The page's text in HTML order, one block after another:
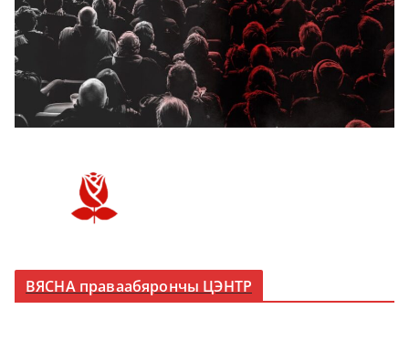
ВЯСНА праваабярончы ЦЭНТР